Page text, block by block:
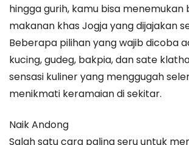
hingga gurih, kamu bisa menemukan
makanan khas Jogja yang dijajakan
Beberapa pilihan yang wajib dicoba
kucing, gudeg, bakpia, dan sate
sensasi kuliner yang menggugah
menikmati keramaian di sekitar.
Naik Andong
Salah satu cara paling seru untuk